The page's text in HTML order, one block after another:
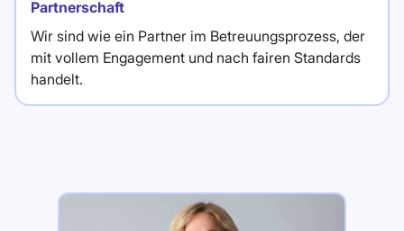
Partnerschaft
Wir sind wie ein Partner im Betreuungsprozess, der
mit vollem Engagement und nach fairen Standards
handelt.